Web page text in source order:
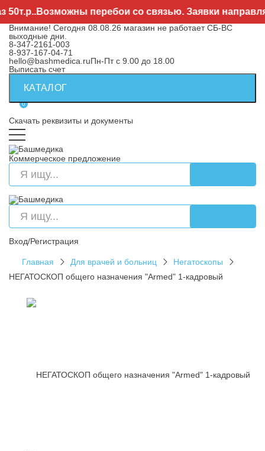
перебои со связью. Заявки
Внимание! Сегодня 08.08.26 магазин не работает СБ-ВС
выходные дни.
8-347-2161-003
8-937-167-04-71
hello@bashmedica.ruПн-Пт с 9.00 до 18.00
Выписать счет
КАТАЛОГ
0
Скачать реквизиты и документы
Коммерческое предложение
Вход/Регистрация
Главная Для врачей и больниц
Негатоскопы
НЕГАТОСКОП общего назначения "Armed" 1-кадровый